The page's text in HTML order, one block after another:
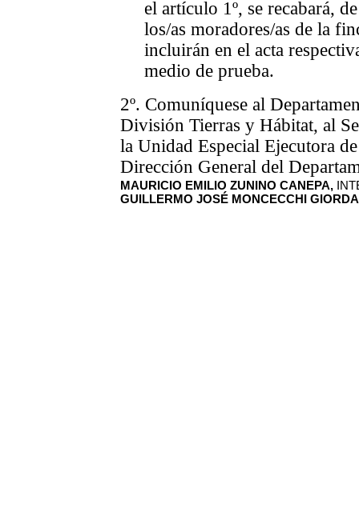
el artículo 1º, se recabará,
los/as moradores/as de la
incluirán en el acta
medio de prueba.
2º. Comuníquese al
División Tierras y Hábitat, al
la Unidad Especial Ejecutora
Dirección General del
MAURICIO EMILIO ZUNINO CANEPA,
GUILLERMO JOSÉ MONCECCHI